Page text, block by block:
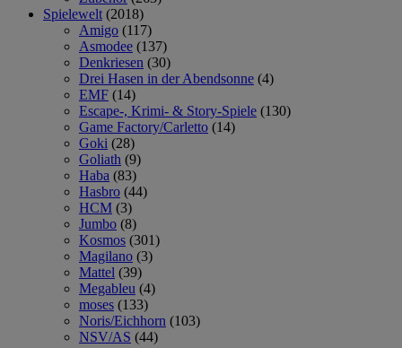
Spielewelt (2018)
Amigo (117)
Asmodee (137)
Denkriesen (30)
Drei Hasen in der Abendsonne (4)
EMF (14)
Escape-, Krimi- & Story-Spiele (130)
Game Factory/Carletto (14)
Goki (28)
Goliath (9)
Haba (83)
Hasbro (44)
HCM (3)
Jumbo (8)
Kosmos (301)
Magilano (3)
Mattel (39)
Megableu (4)
moses (133)
Noris/Eichhorn (103)
NSV/AS (44)